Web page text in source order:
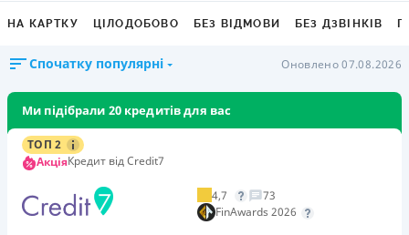
НА КАРТКУ ЦІЛОДОБОВО БЕЗ ВІДМОВИ БЕЗ ДЗВІНКІВ
Спочатку популярні Оновлено 07.08.2026
Ми підібрали 20 кредитів для вас
ТОП 2
АкціяКредит від Credit7
4,7
73
FinAwards 2026